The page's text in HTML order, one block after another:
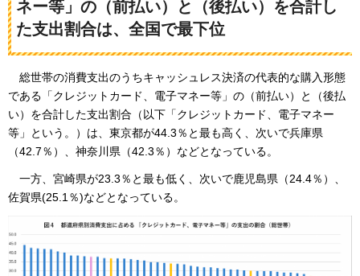
ネー等」の（前払い）と（後払い）を合計し
た支出割合は、全国で最下位
総世帯の消費支出のうちキャッシュレス決済の代表的な購入形態
である「クレジットカード、電子マネー等」の（前払い）と（後払
い）を合計した支出割合（以下「クレジットカード、電子マネー
等」という。）は、東京都が44.3％と最も高く、次いで兵庫県
（42.7％）、神奈川県（42.3％）などとなっている。
一方、 宮崎県が23.3％と最も低く、次いで鹿児島県（24.4％）、
佐賀県(25.1％)などとなっている。